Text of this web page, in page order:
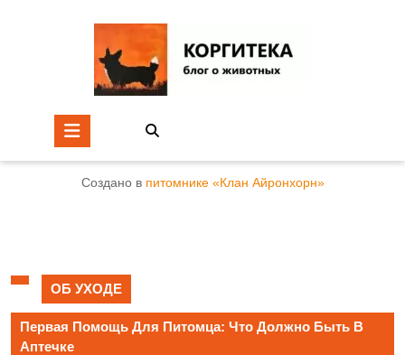
Создано в питомнике «Клан Айронхорн»
ОБ УХОДЕ
Первая Помощь Для Питомца: Что Должно Быть В
Аптечке